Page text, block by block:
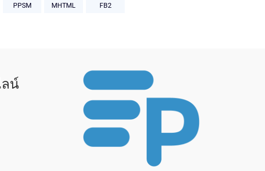
PPSM MHTML FB2
น์